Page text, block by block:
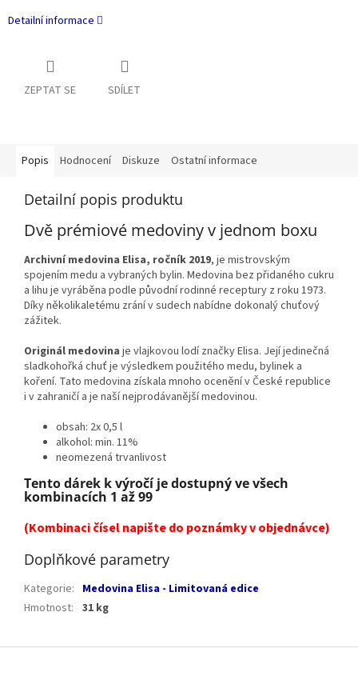
Detailní informace
ZEPTAT SE SDÍLET
Popis Hodnocení Diskuze Ostatní informace
Detailní popis produktu
Dvě prémiové medoviny v jednom boxu
Archivní medovina Elisa, ročník 2019, je mistrovským
spojením medu a vybraných bylin. Medovina bez přidaného cukru
a lihu je vyráběna podle původní rodinné receptury z roku 1973.
Díky několikaletému zrání v sudech nabídne dokonalý chuťový
zážitek.
Originál medovina je vlajkovou lodí značky Elisa. Její jedinečná
sladkohořká chuť je výsledkem použitého medu, bylinek a
koření. Tato medovina získala mnoho ocenění v České republice
i v zahraničí a je naší nejprodávanější medovinou.
obsah: 2x 0,5 l
alkohol: min. 11%
neomezená trvanlivost
Tento dárek k výročí je dostupný ve všech
kombinacích 1 až 99
(Kombinaci čísel napište do poznámky v objednávce)
Doplňkové parametry
Kategorie: Medovina Elisa - Limitovaná edice
Hmotnost: 31 kg
Z